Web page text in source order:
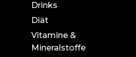
Drinks
Diät
Vitamine &
Mineralstoffe